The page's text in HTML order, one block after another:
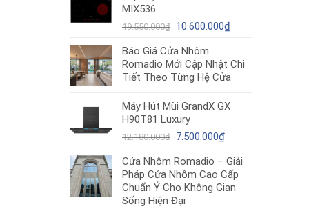
5.200.000₫.
MIX536
19.550.000₫ Giá
là:
19.550.000₫.
10.600.000₫Giá
là:
10.600.000₫.
Báo Giá Cửa Nhôm
Romadio Mới Cập Nhật Chi
Tiết Theo Từng Hệ Cửa
Máy Hút Mùi GrandX GX
H90T81 Luxury
12.180.000₫ Giá
là:
12.180.000₫.
7.500.000₫Giá
tại
là:
7.500.000₫.
Cửa Nhôm Romadio – Giải
Pháp Cửa Nhôm Cao Cấp
Chuẩn Ý Cho Không Gian
Sống Hiện Đại